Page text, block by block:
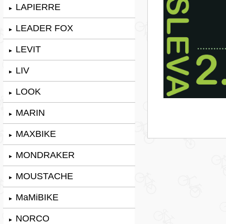
► LAPIERRE
► LEADER FOX
► LEVIT
► LIV
► LOOK
► MARIN
► MAXBIKE
► MONDRAKER
► MOUSTACHE
► MaMiBIKE
► NORCO